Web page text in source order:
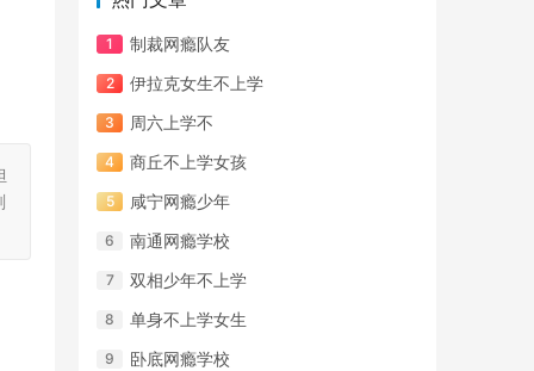
制裁网瘾队友
伊拉克女生不上学
周六上学不
商丘不上学女孩
咸宁网瘾少年
南通网瘾学校
双相少年不上学
单身不上学女生
卧底网瘾学校